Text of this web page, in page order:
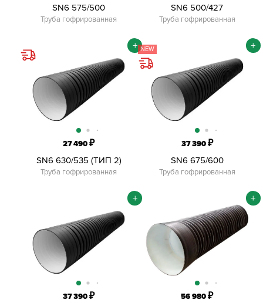
SN6 575/500
Труба гофрированная
SN6 500/427
Труба гофрированная
27 490₽
SN6 630/535 (ТИП 2)
Труба гофрированная
+ NEW
37 390₽
SN6 675/600
Труба гофрированная
+
37 390₽
+
56 980₽
+